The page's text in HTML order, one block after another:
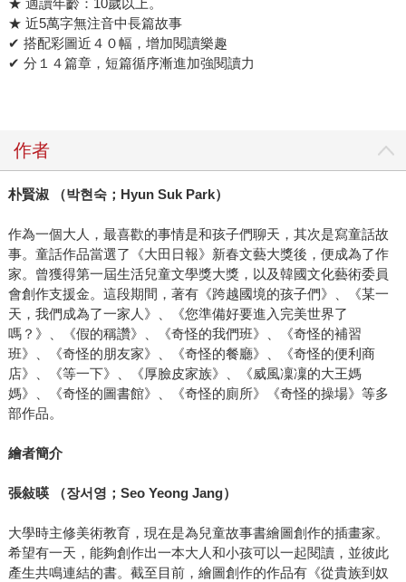
★ 適讀年齡：10歲以上。
★ 近5萬字無注音中長篇故事
✔ 搭配彩圖近４０幅，增加閱讀樂趣
✔ 分１４篇章，短篇循序漸進加強閱讀力
作者
朴賢淑 （박현숙； Hyun Suk Park）
作為一個大人，最喜歡的事情是和孩子們聊天，其次是寫童話故
事。童話作品當選了《大田日報》新春文藝大獎後，便成為了作
家。曾獲得第一屆生活兒童文學獎大獎，以及韓國文化藝術委員
會創作支援金。這段期間，著有《跨越國境的孩子們》、《某一
天，我們成為了一家人》、《您準備好要進入完美世界了
嗎？》、《假的稱讚》、《奇怪的我們班》、《奇怪的補習
班》、《奇怪的朋友家》、《奇怪的餐廳》、《奇怪的便利商
店》、《等一下》、《厚臉皮家族》、《威風凜凜的大王媽
媽》、《奇怪的圖書館》、《奇怪的廁所》《奇怪的操場》等多
部作品。
繪者簡介
張敍暎 （장서영 ； Seo Yeong Jang）
大學時主修美術教育，現在是為兒童故事書繪圖創作的插畫家。
希望有一天，能夠創作出一本大人和小孩可以一起閱讀，並彼此
產生共鳴連結的書。截至目前，繪圖創作的作品有《從貴族到奴